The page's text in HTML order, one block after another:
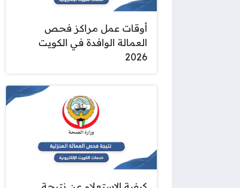
أوقات عمل مراكز فحص
العمالة الوافدة في الكويت
2026